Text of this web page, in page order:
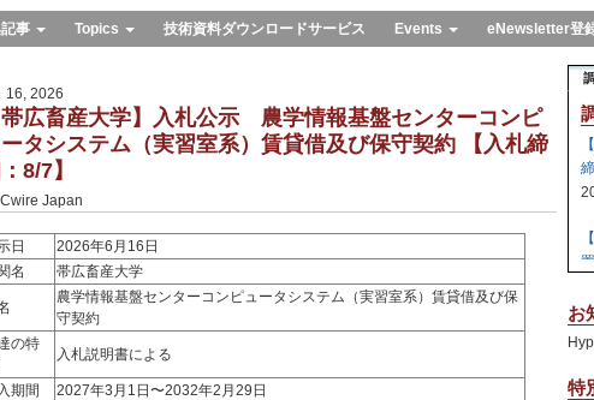
事 Topics 技術資料ダウンロードサービス Events eNewsletter登
16, 2026
帯広畜産大学】入札公示 農学情報基盤センターコンピ
タシステム（実習室系）賃貸借及び保守契約 【入札締
8/7】
Japan
日
2026年6月16日
名
帯広畜産大学
農学情報基盤センターコンピュータシステム（実習室系）賃貸借及び保
守契約
の特
入札説明書による
期間
2027年3月1日〜2032年2月29日
お
特